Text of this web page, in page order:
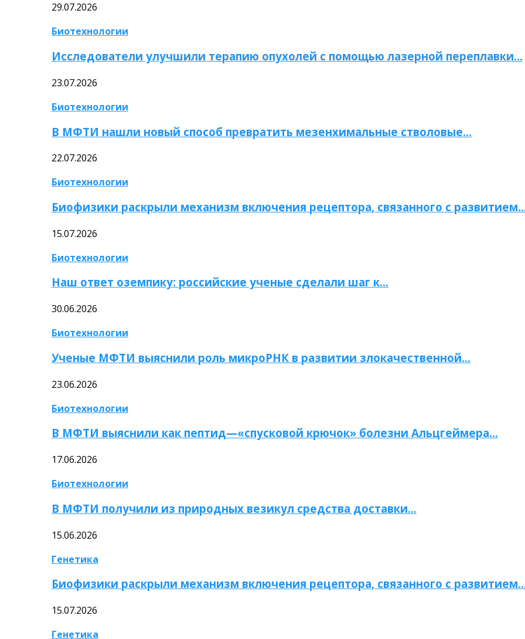
29.07.2026
Биотехнологии
Исследователи улучшили терапию опухолей с помощью лазерной переплавки…
23.07.2026
Биотехнологии
В МФТИ нашли новый способ превратить мезенхимальные стволовые…
22.07.2026
Биотехнологии
Биофизики раскрыли механизм включения рецептора, связанного с
15.07.2026
Биотехнологии
Наш ответ оземпику: российские ученые сделали шаг к…
30.06.2026
Биотехнологии
Ученые МФТИ выяснили роль микроРНК в развитии злокачественной…
23.06.2026
Биотехнологии
В МФТИ выяснили как пептид—«спусковой крючок» болезни Альцгеймера…
17.06.2026
Биотехнологии
В МФТИ получили из природных везикул средства доставки…
15.06.2026
Генетика
Биофизики раскрыли механизм включения рецептора, связанного с
15.07.2026
Генетика